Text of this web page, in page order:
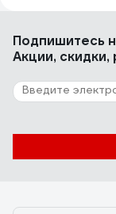
качество
14
Подпишитесь
Акции,